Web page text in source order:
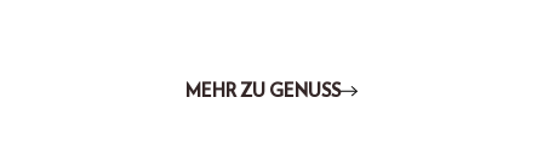
MEHR ZU GENUSS